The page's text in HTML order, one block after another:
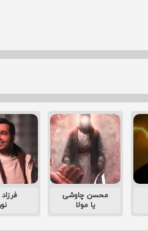
محسن چاوشی
یا مولا